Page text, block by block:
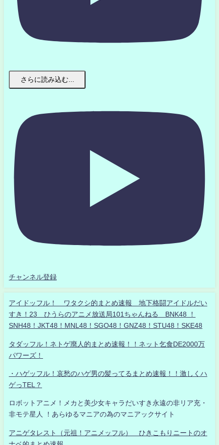
さらに読み込む...
チャンネル登録
アイドッフル！ ワタクシ的まとめ速報 地下格闘アイドルだい
すき！23 ひうらのアニメ放送局101ちゃんねる BNK48 ！
SNH48！JKT48！MNL48！SGO48！GNZ48！STU48！SKE48
タダッフル！ネトゲ廃人的まとめ速報！！ネット乞食DE2000万
パワーズ！
・ハゲッフル！哀愁のハゲ男の髪ってるまとめ速報！！激しくハ
ゲっTEL？
ロボットアニメ！メカと美少女キャラだいすき永遠の非リア充・
非モテ星人 ！あらゆるマニアの為のマニアックサイト
アニゲタレスト（元祖！アニメッフル） ひきこもりニートのオ